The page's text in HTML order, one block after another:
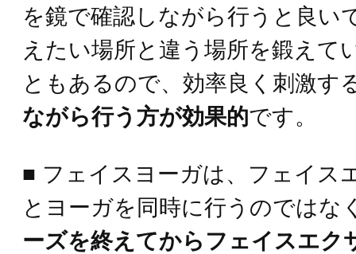
を鏡で確認しながら行うと良い
えたい場所と違う場所を鍛えて
ともあるので、効率良く刺激す
ながら行う方が効果的です。
■ フェイスヨーガは、フェイス
とヨーガを同時に行うのではな
ーズを終えてからフェイスエク